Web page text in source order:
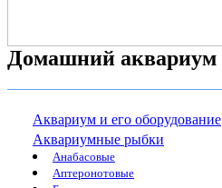
Домашний аквариум
Аквариум и его оборудование
Аквариумные рыбки
Анабасовые
Аптеронотовые